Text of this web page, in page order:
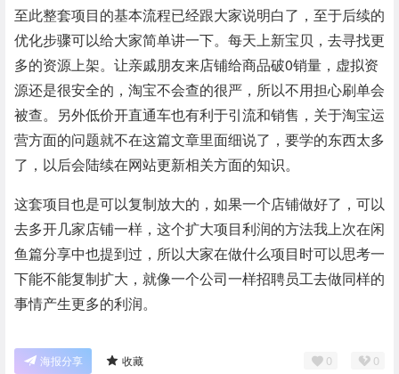
至此整套项目的基本流程已经跟大家说明白了，至于后续的
优化步骤可以给大家简单讲一下。每天上新宝贝，去寻找更
多的资源上架。让亲戚朋友来店铺给商品破0销量，虚拟资
源还是很安全的，淘宝不会查的很严，所以不用担心刷单会
被查。另外低价开直通车也有利于引流和销售，关于淘宝运
营方面的问题就不在这篇文章里面细说了，要学的东西太多
了，以后会陆续在网站更新相关方面的知识。
这套项目也是可以复制放大的，如果一个店铺做好了，可以
去多开几家店铺一样，这个扩大项目利润的方法我上次在闲
鱼篇分享中也提到过，所以大家在做什么项目时可以思考一
下能不能复制扩大，就像一个公司一样招聘员工去做同样的
事情产生更多的利润。
海报分享 收藏 0 0